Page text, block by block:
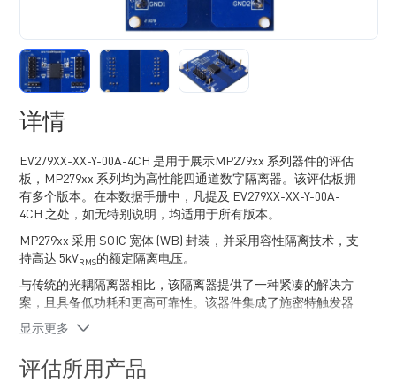
详情
EV279XX-XX-Y-00A-4CH 是用于展示MP279xx 系列器件的评估
板，MP279xx 系列均为高性能四通道数字隔离器。该评估板拥
有多个版本。在本数据手册中，凡提及 EV279XX-XX-Y-00A-
4CH 之处，如无特别说明，均适用于所有版本。
MP279xx 采用 SOIC 宽体 (WB) 封装，并采用容性隔离技术，支
持高达 5kV RMS的额定隔离电压。
与传统的光耦隔离器相比，该隔离器提供了一种紧凑的解决方
案，且具备低功耗和更高可靠性。该器件集成了施密特触发器
输入以及隔离编码/解码功能，即使在嘈杂环境中也具有高抗干
建议在对 EV279XX-XX-Y-00A-4CH 进行任何更改之前，首先阅
读 MP27940、MP27931、MP27922、MP27940-N、MP27931-N
显示更多
评估所用产品